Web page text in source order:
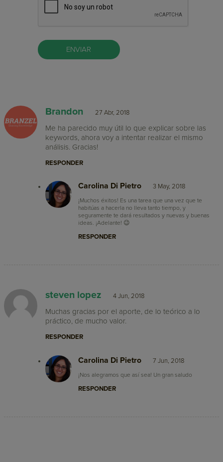
Brandon 27 Abr, 2018
Me ha parecido muy útil lo que explicar sobre las
keywords, ahora voy a intentar realizar el mismo
análisis. Gracias!
RESPONDER
Carolina Di Pietro 3 May, 2018
¡Muchos éxitos! Es una tarea que una vez que te
habitúas a hacerla no lleva tanto tiempo, y
seguramente te dará resultados y nuevas y buenas
ideas. ¡Adelante! 😉
RESPONDER
steven lopez 4 Jun, 2018
Muchas gracias por el aporte, de lo teórico a lo
práctico, de mucho valor.
RESPONDER
Carolina Di Pietro 7 Jun, 2018
¡Nos alegramos que así sea! Un gran saludo
RESPONDER